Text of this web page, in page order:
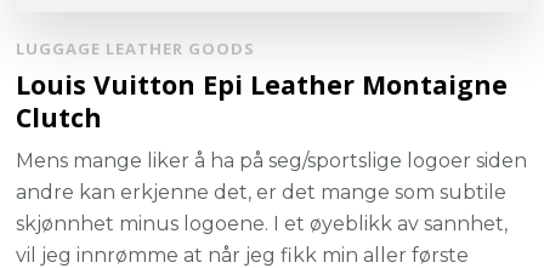
LUGGAGE LEATHER GOODS
Louis Vuitton Epi Leather Montaigne
Clutch
Mens mange liker å ha på seg/sportslige logoer siden
andre kan erkjenne det, er det mange som subtile
skjønnhet minus logoene. I et øyeblikk av sannhet,
vil jeg innrømme at når jeg fikk min aller første